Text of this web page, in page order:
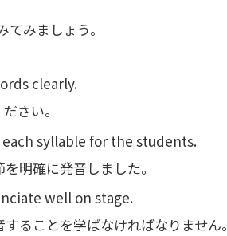
みましょう。
clearly.
さい。
syllable for the students.
明確に発音しました。
well on stage.
ることを学ばなければなりません。